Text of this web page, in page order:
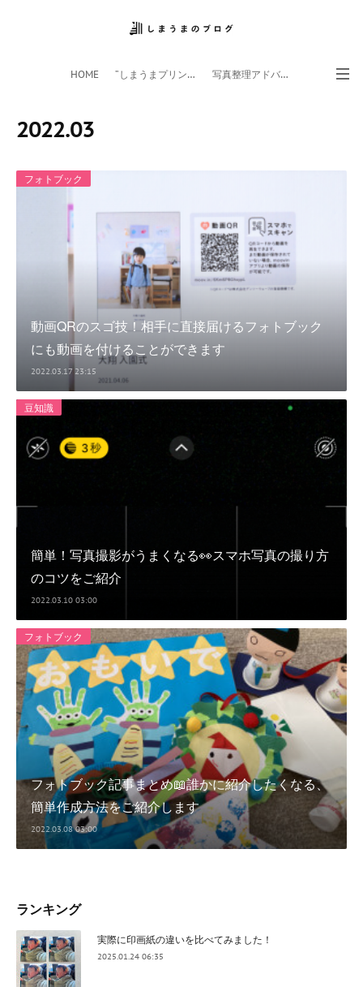
HOME ”しまうまプリント”サイト 写真整理アドバイザー
2022.03
フォトブック
動画QRのスゴ技！相手に直接届けるフォトブック
にも動画を付けることができます
2022.03.17 23:15
豆知識
簡単！写真撮影がうまくなる👀スマホ写真の撮り方
のコツをご紹介
2022.03.10 03:00
フォトブック
フォトブック記事まとめ📖誰かに紹介したくなる、
簡単作成方法をご紹介します
2022.03.08 03:00
ランキング
実際に印画紙の違いを比べてみました！
2025.01.24 06:35